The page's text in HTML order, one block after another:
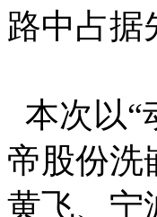
路中占据
本次以“
帝股份洗
黄飞、宁